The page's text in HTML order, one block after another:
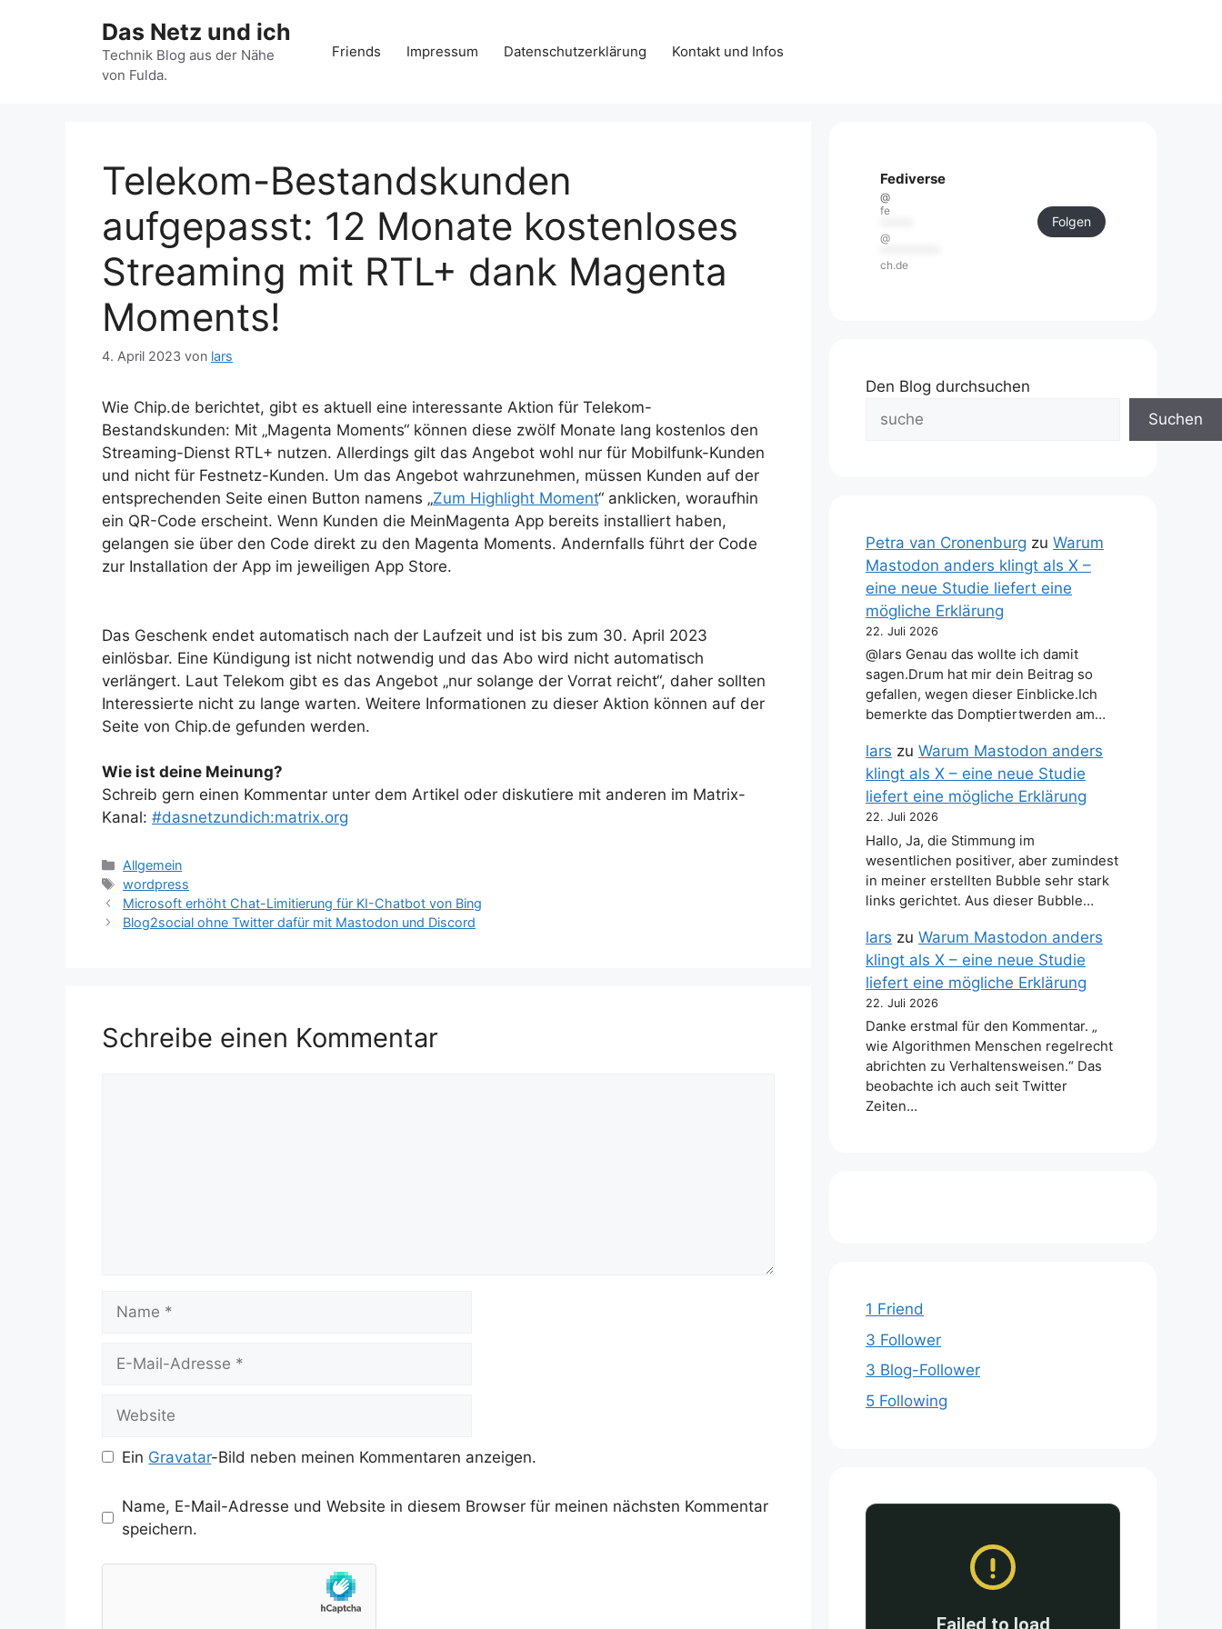
Das Netz und ich
Technik Blog aus der Nähe
von Fulda.
Friends Impressum Datenschutzerklärung Kontakt und Infos
Telekom-Bestandskunden
aufgepasst: 12 Monate kostenloses
Streaming mit RTL+ dank Magenta
Moments!
4. April 2023 von lars
Wie Chip.de berichtet, gibt es aktuell eine interessante Aktion für Telekom-
Bestandskunden: Mit „Magenta Moments“ können diese zwölf Monate lang kostenlos den
Streaming-Dienst RTL+ nutzen. Allerdings gilt das Angebot wohl nur für Mobilfunk-Kunden
und nicht für Festnetz-Kunden. Um das Angebot wahrzunehmen, müssen Kunden auf der
entsprechenden Seite einen Button namens „Zum Highlight Moment“ anklicken, woraufhin
ein QR-Code erscheint. Wenn Kunden die MeinMagenta App bereits installiert haben,
gelangen sie über den Code direkt zu den Magenta Moments. Andernfalls führt der Code
zur Installation der App im jeweiligen App Store.
Das Geschenk endet automatisch nach der Laufzeit und ist bis zum 30. April 2023
einlösbar. Eine Kündigung ist nicht notwendig und das Abo wird nicht automatisch
verlängert. Laut Telekom gibt es das Angebot „nur solange der Vorrat reicht“, daher sollten
Interessierte nicht zu lange warten. Weitere Informationen zu dieser Aktion können auf der
Seite von Chip.de gefunden werden.
Wie ist deine Meinung?
Schreib gern einen Kommentar unter dem Artikel oder diskutiere mit anderen im Matrix-
Kanal: #dasnetzundich:matrix.org
Kategorien
Allgemein
Schlagwörter
wordpress
Microsoft erhöht Chat-Limitierung für KI-Chatbot von Bing
Blog2social ohne Twitter dafür mit Mastodon und Discord
Schreibe einen Kommentar
Name
Website
Ein Gravatar-Bild neben meinen Kommentaren anzeigen.
Name, E-Mail-Adresse und Website in diesem Browser für meinen nächsten Kommentar
speichern.
Fediverse
@
fe
@
ch.de
Folgen
Den Blog durchsuchen
Suchen
Petra van Cronenburg zu Warum
Mastodon anders klingt als X –
eine neue Studie liefert eine
mögliche Erklärung
22. Juli 2026
@lars Genau das wollte ich damit
sagen.Drum hat mir dein Beitrag so
gefallen, wegen dieser Einblicke.Ich
bemerkte das Domptiertwerden am…
lars zu Warum Mastodon anders
klingt als X – eine neue Studie
liefert eine mögliche Erklärung
22. Juli 2026
Hallo, Ja, die Stimmung im
wesentlichen positiver, aber zumindest
in meiner erstellten Bubble sehr stark
links gerichtet. Aus dieser Bubble…
lars zu Warum Mastodon anders
klingt als X – eine neue Studie
liefert eine mögliche Erklärung
22. Juli 2026
Danke erstmal für den Kommentar. „
wie Algorithmen Menschen regelrecht
abrichten zu Verhaltensweisen.“ Das
beobachte ich auch seit Twitter
Zeiten…
1 Friend
3 Follower
3 Blog-Follower
5 Following